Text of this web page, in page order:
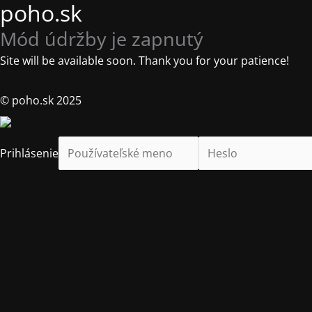
poho.sk
Mód údržby je zapnutý
Site will be available soon. Thank you for your patience!
© poho.sk 2025
Prihlásenie